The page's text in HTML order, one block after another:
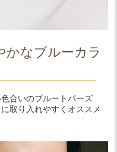
かなブルーカラ
合いのブルートパーズ
取り入れやすくオススメ